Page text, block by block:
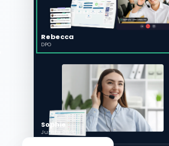
Rebecca
DPO
Sophie
Juriste RGPD